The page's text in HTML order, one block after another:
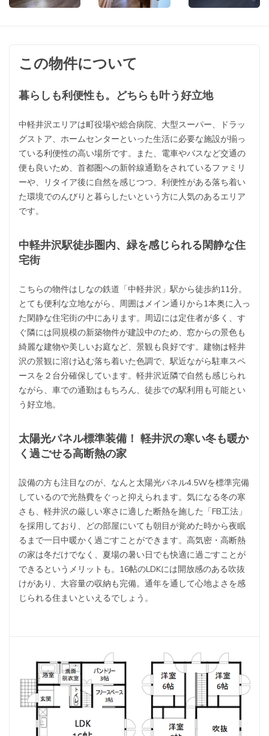
この物件について
暮らしも利便性も。どちらも叶う好立地
中軽井沢エリアは町役場や総合病院、大型スーパー、ドラッ
グストア、ホームセンターといった生活に必要な施設が揃っ
ている利便性の高い場所です。また、電車やバスなど交通の
便も良いため、首都圏への新幹線通勤をされているファミリ
ーや、リタイア後に自然を感じつつ、利便性がある落ち着い
た環境でのんびりと暮らしたいという方に人気のあるエリア
です。
中軽井沢駅徒歩圏内、緑を感じられる閑静な住
宅街
こちらの物件はしなの鉄道「中軽井沢」駅から徒歩約11分。
とても便利な立地ながら、周囲はメイン通りから1本奥に入っ
た閑静な住宅街の中にあります。周辺には定住者が多く、す
ぐ隣には同規模の新築物件が建設中のため、窓からの景色も
綺麗な建物や美しいお庭など、景観も良好です。建物は軽井
沢の景観に溶け込む落ち着いた色調で、駅近ながら駐車スペ
ースを２台分確保しています。軽井沢近隣で自然も感じられ
ながら、車での通勤はもちろん、徒歩での駅利用も可能とい
う好立地。
太陽光パネル標準装備！ 軽井沢の寒い冬も暖か
く過ごせる高断熱の家
設備の方も注目なのが、なんと太陽光パネル4.5Wを標準完備
しているので光熱費をぐっと抑えられます。気になる冬の寒
さも、軽井沢の厳しい寒さに適した断熱を施した「FB工法」
を採用しており、どの部屋にいても朝目が覚めた時から夜眠
るまで一日中暖かく過ごすことができます。高気密・高断熱
の家は冬だけでなく、夏場の暑い日でも快適に過ごすことが
できるというメリットも。16帖のLDKには開放感のある吹抜
けがあり、大容量の収納も完備。通年を通して心地よさを感
じられる住まいといえるでしょう。